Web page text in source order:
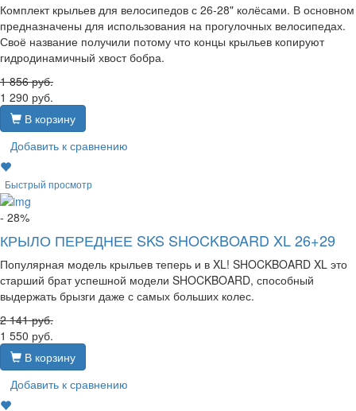
Комплект крыльев для велосипедов с 26-28" колёсами. В основном
предназначены для использования на прогулочных велосипедах.
Своё название получили потому что концы крыльев копируют
гидродинамичный хвост бобра.
1 856руб.
1 290 руб.
В корзину
Добавить к сравнению
Быстрый просмотр
- 28%
КРЫЛО ПЕРЕДНЕЕ SKS SHOCKBOARD XL 26+29
Популярная модель крыльев теперь и в XL! SHOCKBOARD XL это
старший брат успешной модели SHOCKBOARD, способный
выдержать брызги даже с самых больших колес.
2 141руб.
1 550 руб.
В корзину
Добавить к сравнению